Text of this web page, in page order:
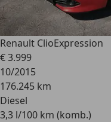
Renault ClioExpression
€ 3.999
10/2015
176.245 km
Diesel
3,3 l/100 km (komb.)